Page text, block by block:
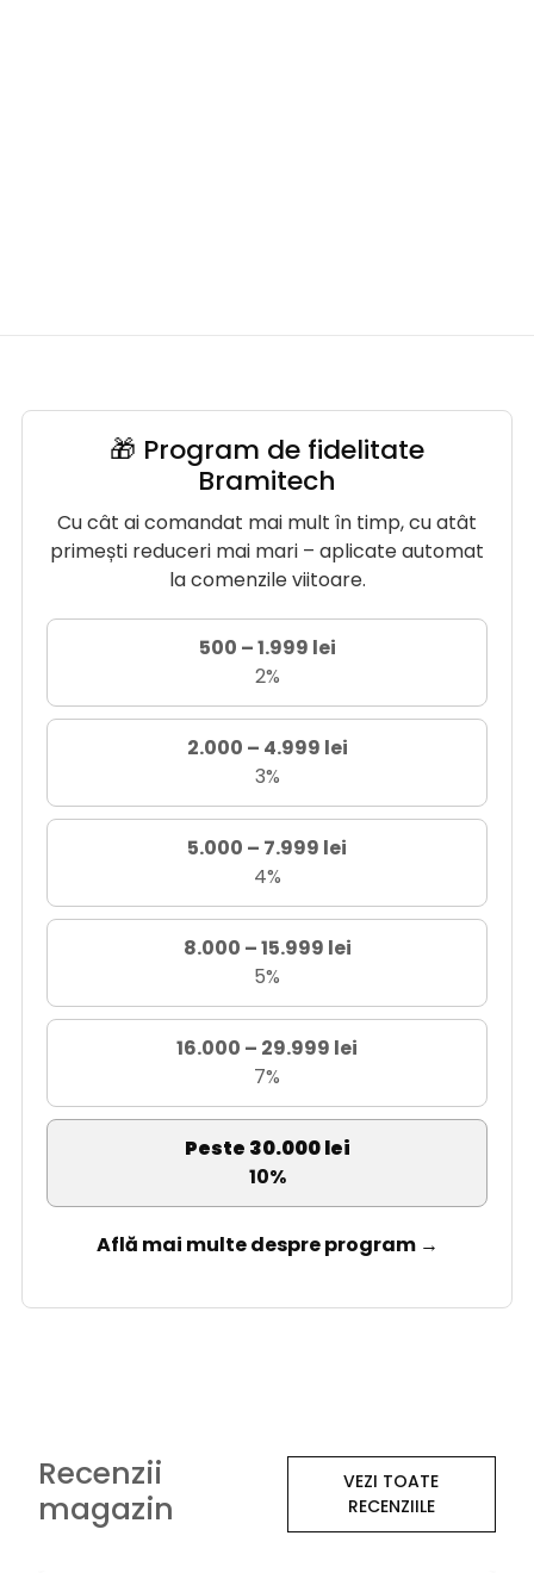
🎁 Program de fidelitate
Bramitech
Cu cât ai comandat mai mult în timp, cu atât
primești reduceri mai mari – aplicate automat
la comenzile viitoare.
500 – 1.999 lei
2%
2.000 – 4.999 lei
3%
5.000 – 7.999 lei
4%
8.000 – 15.999 lei
5%
16.000 – 29.999 lei
7%
Peste 30.000 lei
10%
Află mai multe despre program →
Recenzii
magazin
VEZI TOATE
RECENZIILE